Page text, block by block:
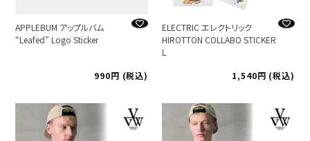
APPLEBUM アップルバム
“Leafed” Logo Sticker
990 税込
ELECTRIC エレクトリック
HIROTTON COLLABO STICKER
L
1,540
税込